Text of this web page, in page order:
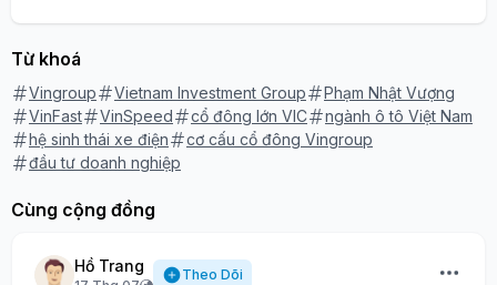
Từ khoá
Vingroup Vietnam Investment Group
Phạm Nhật Vượng
VinFast
VinSpeed cổ đông lớn VIC
ngành ô tô Việt Nam
hệ sinh thái xe điện
cơ cấu cổ đông Vingroup
đầu tư doanh nghiệp
Cùng cộng đồng
Hồ Trang Theo Dõi